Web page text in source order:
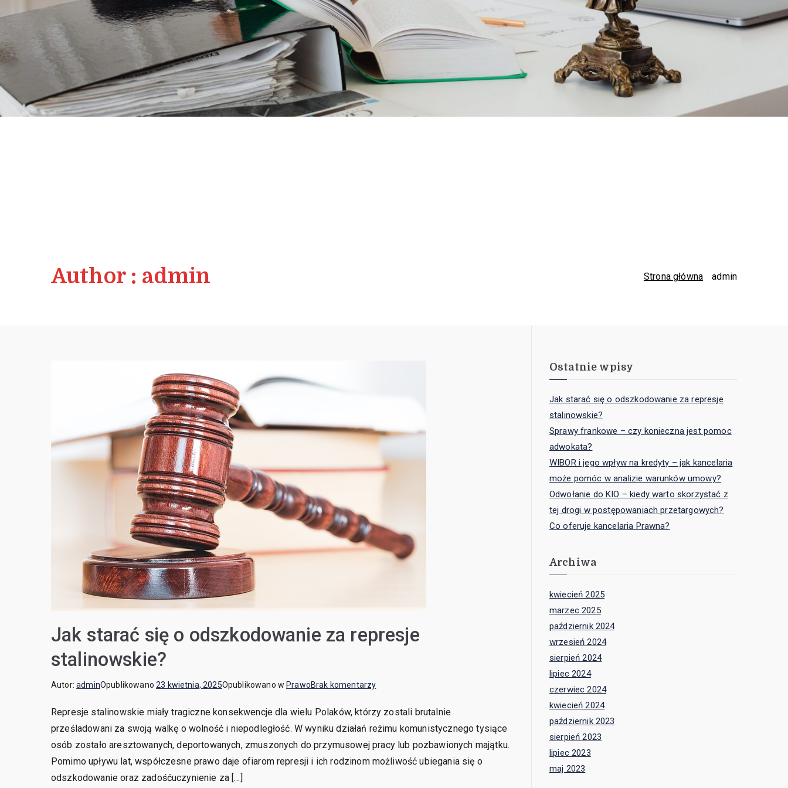
Author : admin Strona główna admin
Jak starać się o odszkodowanie za represje
stalinowskie?
Autor:adminOpublikowano23 kwietnia, 2025Opublikowano w PrawoBrak komentarzydo
starać
się
o
odszkodowanie
Represje stalinowskie miały tragiczne konsekwencje dla wielu Polaków, którzy zostali brutalnie
prześladowani za swoją walkę o wolność i niepodległość. W wyniku działań reżimu komunistycznego tysiące
osób zostało aresztowanych, deportowanych, zmuszonych do przymusowej pracy lub pozbawionych majątku.
Pomimo upływu lat, współczesne prawo daje ofiarom represji i ich rodzinom możliwość ubiegania się o
odszkodowanie oraz zadośćuczynienie za […]
Ostatnie wpisy
Jak starać się o odszkodowanie za represje
stalinowskie?
Sprawy frankowe – czy konieczna jest pomoc
adwokata?
WIBOR i jego wpływ na kredyty – jak kancelaria
może pomóc w analizie warunków umowy?
Odwołanie do KIO – kiedy warto skorzystać z
tej drogi w postępowaniach przetargowych?
Co oferuje kancelaria Prawna?
Archiwa
kwiecień 2025
marzec 2025
październik 2024
wrzesień 2024
sierpień 2024
lipiec 2024
czerwiec 2024
kwiecień 2024
październik 2023
sierpień 2023
lipiec 2023
maj 2023